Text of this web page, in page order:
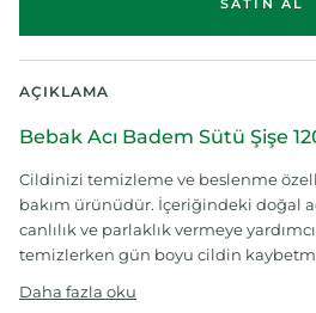
AÇIKLAMA
Bebak Acı Badem Sütü Şişe
Cildinizi temizleme ve beslenme
bakım ürünüdür. İçeriğindeki doğal
canlılık ve parlaklık vermeye
temizlerken gün boyu cildin
Daha fazla oku